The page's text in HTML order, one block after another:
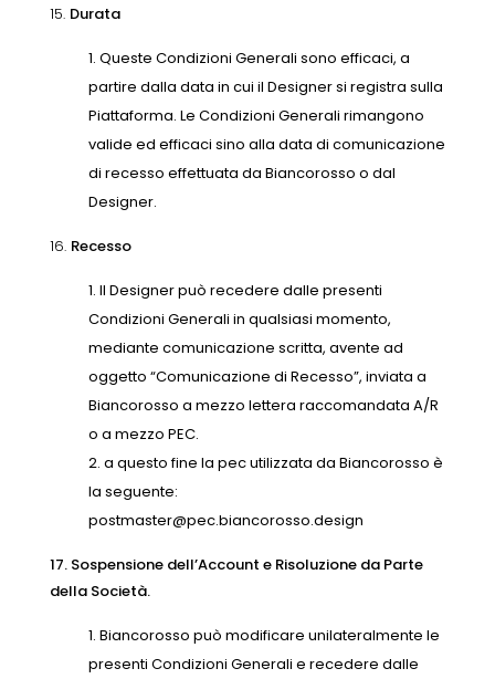
15. Durata
Queste Condizioni Generali sono efficaci, a
partire dalla data in cui il Designer si registra sulla
Piattaforma. Le Condizioni Generali rimangono
valide ed efficaci sino alla data di comunicazione
di recesso effettuata da Biancorosso o dal
Designer.
16. Recesso
Il Designer può recedere dalle presenti
Condizioni Generali in qualsiasi momento,
mediante comunicazione scritta, avente ad
oggetto “Comunicazione di Recesso”, inviata a
Biancorosso a mezzo lettera raccomandata A/R
o a mezzo PEC.
a questo fine la pec utilizzata da Biancorosso è
la seguente:
postmaster@pec.biancorosso.design
17. Sospensione dell’Account e Risoluzione da Parte
della Società.
Biancorosso può modificare unilateralmente le
presenti Condizioni Generali e recedere dalle